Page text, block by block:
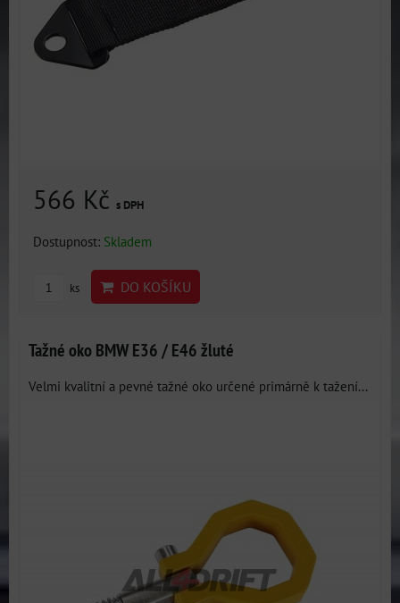
566 Kč s DPH
Dostupnost: Skladem
ks DO KOŠÍKU
Tažné oko BMW E36 / E46 žluté
Velmi kvalitní a pevné tažné oko určené primárně k tažení...